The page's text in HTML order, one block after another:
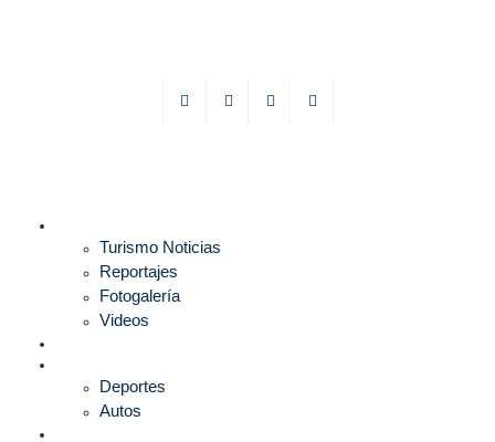
Turismo Noticias
Reportajes
Fotogalería
Videos
Deportes
Autos